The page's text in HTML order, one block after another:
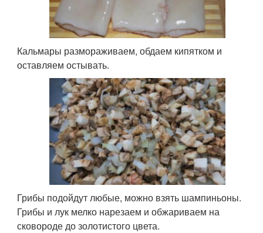
Кальмары размораживаем, обдаем кипятком и
оставляем остывать.
Грибы подойдут любые, можно взять шампиньоны.
Грибы и лук мелко нарезаем и обжариваем на
сковороде до золотистого цвета.